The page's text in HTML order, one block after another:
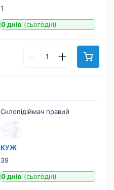
1
0 днів (сьогодні)
Склопiдiймач правий
КУЖ
39
0 днів (сьогодні)